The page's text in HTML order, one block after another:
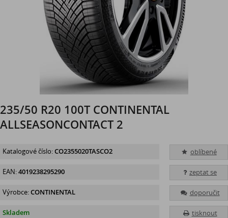
235/50 R20 100T CONTINENTAL
ALLSEASONCONTACT 2
oblíbené
zeptat se
doporučit
tisknout
Katalogové číslo:CO2355020TASCO2
EAN:4019238295290
Výrobce:CONTINENTAL
Skladem